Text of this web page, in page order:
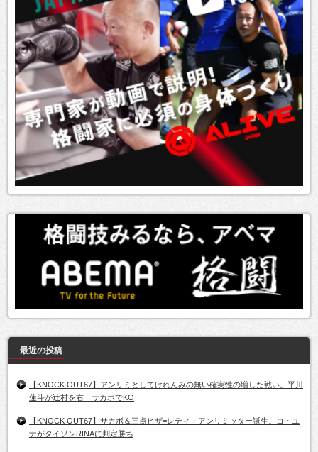
最近の投稿
【KNOCK OUT67】アンリミとしてけれんみの無い確実性の増した戦い。平川
蓮斗が辻村を右→サカボでKO
【KNOCK OUT67】サカボ＆三点ヒザ=レディ・アンリミッター誕生。コ・ユ
ナがタイソンRINAに判定勝ち